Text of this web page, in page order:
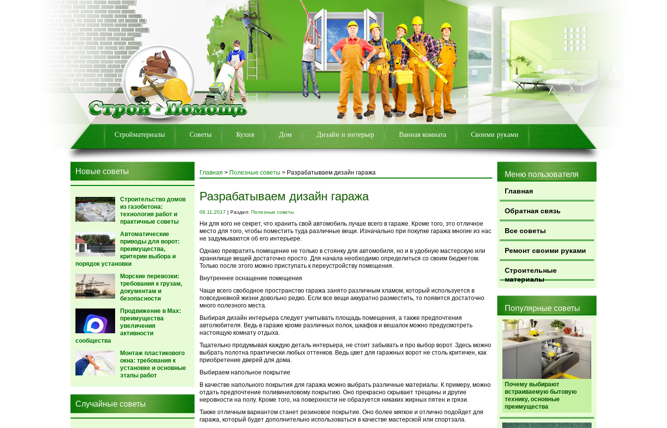
Стройматериалы Советы Кухня Дом Дизайн и интерьер Ванная комната Своими руками
Новые советы
Строительство домов
из газобетона:
технология работ и
практичные советы
Автоматические
приводы для ворот:
преимущества,
критерии выбора и
порядок установки
Морские перевозки:
требования к грузам,
документам и
безопасности
Продвижение в Max:
преимущества
увеличения
активности
сообщества
Монтаж пластикового
окна: требования к
установке и основные
этапы работ
Случайные советы
Меню пользователя
Главная
Обратная связь
Все советы
Ремонт своими руками
Строительные
материалы
Популярные советы
Почему выбирают
встраиваемую бытовую
технику, основные
преимущества
Главная > Полезные советы > Разрабатываем дизайн гаража
Разрабатываем дизайн гаража
06.11.2017 | Раздел: Полезные советы
Ни для кого не секрет, что хранить свой автомобиль лучше всего в гараже. Кроме того, это отличное
место для того, чтобы поместить туда различные вещи. Изначально при покупке гаража многие из нас
не задумываются об его интерьере.
Однако превратить помещение не только в стоянку для автомобиля, но и в удобную мастерскую или
хранилище вещей достаточно просто. Для начала необходимо определиться со своим бюджетом.
Только после этого можно приступать к переустройству помещения.
Внутреннее оснащение помещения
Чаще всего свободное пространство гаража занято различным хламом, который используется в
повседневной жизни довольно редко. Если все вещи аккуратно разместить, то появится достаточно
много полезного места.
Выбирая дизайн интерьера следует учитывать площадь помещения, а также предпочтения
автолюбителя. Ведь в гараже кроме различных полок, шкафов и вешалок можно предусмотреть
настоящую комнату отдыха.
Тщательно продумывая каждую деталь интерьера, не стоит забывать и про выбор ворот. Здесь можно
выбрать полотна практически любых оттенков. Ведь цвет для гаражных ворот не столь критичен, как
приобретение дверей для дома.
Выбираем напольное покрытие
В качестве напольного покрытия для гаража можно выбрать различные материалы. К примеру, можно
отдать предпочтение поливиниловому покрытию. Оно прекрасно скрывает трещины и другие
неровности на полу. Кроме того, на поверхности не образуется никаких жирных пятен и грязи.
Также отличным вариантом станет резиновое покрытие. Оно более мягкое и отлично подойдет для
гаража, который будет дополнительно использоваться в качестве мастерской или спортзала.